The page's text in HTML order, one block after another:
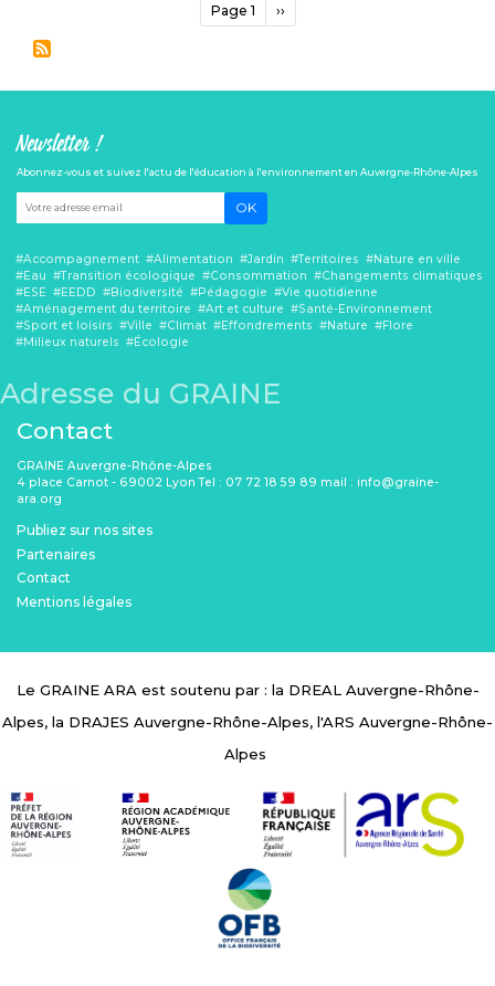
Page 1
Page
suivante
››
Newsletter !
Abonnez-vous et suivez l'actu de l'éducation à l'environnement en Auvergne-Rhône-Alpes
OK
Accompagnement Alimentation Jardin Territoires
Nature en ville
Eau
Transition écologique Consommation
Changements climatiques
ESE
EEDD Biodiversité Pédagogie
Vie quotidienne
Aménagement du territoire
Art et culture
Santé-Environnement
Sport et loisirs
Ville Climat Effondrements Nature
Flore
Milieux naturels
Écologie
Adresse du GRAINE
Contact
GRAINE Auvergne-Rhône-Alpes
4 place Carnot - 69002 Lyon Tel : 07 72 18 59 89 mail : info@graine-
ara.org
Menu Pied de page
Publiez sur nos sites
Partenaires
Contact
Mentions légales
Le GRAINE ARA est soutenu par : la DREAL Auvergne-Rhône-
Alpes, la DRAJES Auvergne-Rhône-Alpes, l'ARS Auvergne-Rhône-
Alpes